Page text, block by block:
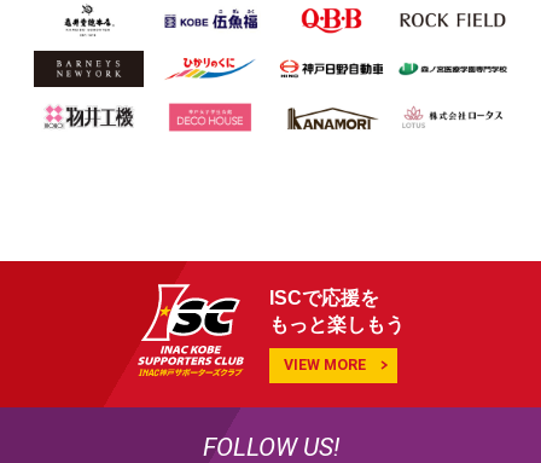
ISCで応援を
もっと楽しもう
VIEW MORE
FOLLOW US!